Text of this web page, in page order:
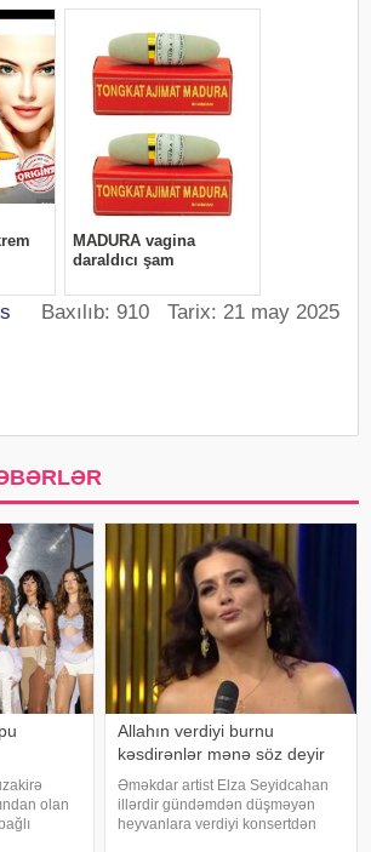
Baxılıb: 910 Tarix: 21 may 2025
olan
Allahın verdiyi burnu
kəsdirənlər mənə söz deyir
Əməkdar artist Elza Seyidcahan
illərdir gündəmdən düşməyən
heyvanlara verdiyi konsertdən